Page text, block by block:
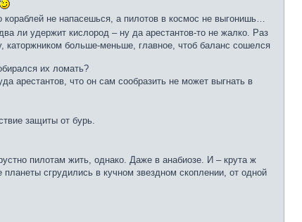
не напасешься, а пилотов в космос не выгонишь…
ли удержит кислород – ну да арестантов-то не жалко. Раз
каторжником больше-меньше, главное, чтоб баланс сошелся
их ломать?
арестантов, что он сам сообразить не может выгнать в
защиты от бурь.
пилотам жить, однако. Даже в анабиозе. И – крута ж
планеты сгрудились в кучном звездном скоплении, от одной